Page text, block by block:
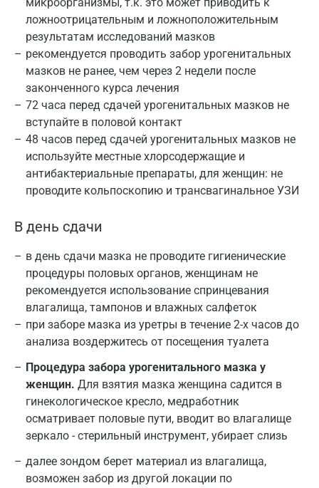
ложноотрицательным и ложноположительным
результатам исследований мазков
рекомендуется проводить забор урогенитальных
мазков не ранее, чем через 2 недели после
законченного курса лечения
72 часа перед сдачей урогенитальных мазков не
вступайте в половой контакт
48 часов перед сдачей урогенитальных мазков не
используйте местные хлорсодержащие и
антибактериальные препараты, для женщин: не
проводите кольпоскопию и трансвагинальное УЗИ
В день сдачи
в день сдачи мазка не проводите гигиенические
процедуры половых органов, женщинам не
рекомендуется использование спринцевания
влагалища, тампонов и влажных салфеток
при заборе мазка из уретры в течение 2-х часов до
анализа воздержитесь от посещения туалета
Процедура забора урогенитального мазка у
женщин. Для взятия мазка женщина садится в
гинекологическое кресло, медработник
осматривает половые пути, вводит во влагалище
зеркало - стерильный инструмент, убирает слизь
далее зондом берет материал из влагалища,
возможен забор из другой локации по